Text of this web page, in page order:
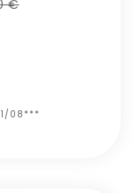
€
08***